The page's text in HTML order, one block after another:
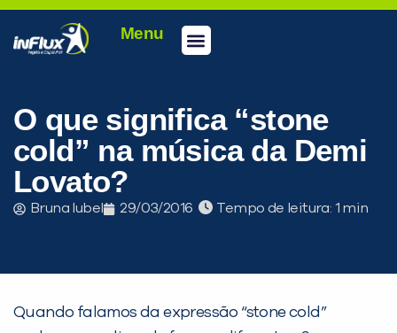
Menu
O que significa “stone
cold” na música da Demi
Lovato?
Bruna Iubel 29/03/2016 Tempo de leitura:
Quando falamos da expressão “stone cold”